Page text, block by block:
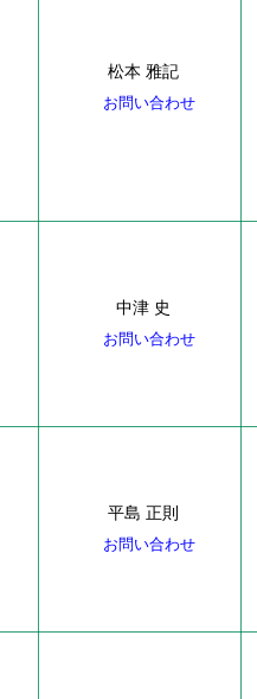
松本 雅記
お問い合わせ
中津 史
お問い合わせ
平島 正則
お問い合わせ